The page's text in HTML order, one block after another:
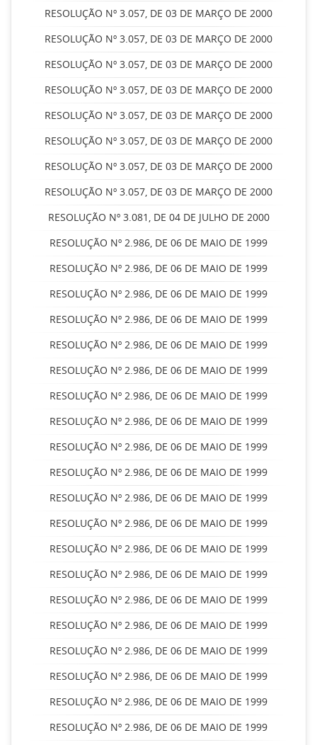
RESOLUÇÃO Nº 3.057, DE 03 DE MARÇO DE 2000
RESOLUÇÃO Nº 3.057, DE 03 DE MARÇO DE 2000
RESOLUÇÃO Nº 3.057, DE 03 DE MARÇO DE 2000
RESOLUÇÃO Nº 3.057, DE 03 DE MARÇO DE 2000
RESOLUÇÃO Nº 3.057, DE 03 DE MARÇO DE 2000
RESOLUÇÃO Nº 3.057, DE 03 DE MARÇO DE 2000
RESOLUÇÃO Nº 3.057, DE 03 DE MARÇO DE 2000
RESOLUÇÃO Nº 3.057, DE 03 DE MARÇO DE 2000
RESOLUÇÃO Nº 3.081, DE 04 DE JULHO DE 2000
RESOLUÇÃO Nº 2.986, DE 06 DE MAIO DE 1999
RESOLUÇÃO Nº 2.986, DE 06 DE MAIO DE 1999
RESOLUÇÃO Nº 2.986, DE 06 DE MAIO DE 1999
RESOLUÇÃO Nº 2.986, DE 06 DE MAIO DE 1999
RESOLUÇÃO Nº 2.986, DE 06 DE MAIO DE 1999
RESOLUÇÃO Nº 2.986, DE 06 DE MAIO DE 1999
RESOLUÇÃO Nº 2.986, DE 06 DE MAIO DE 1999
RESOLUÇÃO Nº 2.986, DE 06 DE MAIO DE 1999
RESOLUÇÃO Nº 2.986, DE 06 DE MAIO DE 1999
RESOLUÇÃO Nº 2.986, DE 06 DE MAIO DE 1999
RESOLUÇÃO Nº 2.986, DE 06 DE MAIO DE 1999
RESOLUÇÃO Nº 2.986, DE 06 DE MAIO DE 1999
RESOLUÇÃO Nº 2.986, DE 06 DE MAIO DE 1999
RESOLUÇÃO Nº 2.986, DE 06 DE MAIO DE 1999
RESOLUÇÃO Nº 2.986, DE 06 DE MAIO DE 1999
RESOLUÇÃO Nº 2.986, DE 06 DE MAIO DE 1999
RESOLUÇÃO Nº 2.986, DE 06 DE MAIO DE 1999
RESOLUÇÃO Nº 2.986, DE 06 DE MAIO DE 1999
RESOLUÇÃO Nº 2.986, DE 06 DE MAIO DE 1999
RESOLUÇÃO Nº 2.986, DE 06 DE MAIO DE 1999